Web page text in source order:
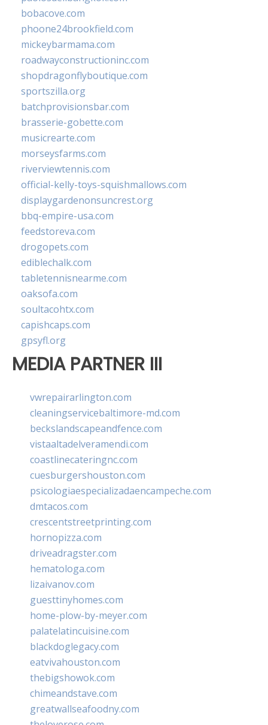
bobacove.com
phoone24brookfield.com
mickeybarmama.com
roadwayconstructioninc.com
shopdragonflyboutique.com
sportszilla.org
batchprovisionsbar.com
brasserie-gobette.com
musicrearte.com
morseysfarms.com
riverviewtennis.com
official-kelly-toys-squishmallows.com
displaygardenonsuncrest.org
bbq-empire-usa.com
feedstoreva.com
drogopets.com
ediblechalk.com
tabletennisnearme.com
oaksofa.com
soultacohtx.com
capishcaps.com
gpsyfl.org
MEDIA PARTNER III
vwrepairarlington.com
cleaningservicebaltimore-md.com
beckslandscapeandfence.com
vistaaltadelveramendi.com
coastlinecateringnc.com
cuesburgershouston.com
psicologiaespecializadaencampeche.com
dmtacos.com
crescentstreetprinting.com
hornopizza.com
driveadragster.com
hematologa.com
lizaivanov.com
guesttinyhomes.com
home-plow-by-meyer.com
palatelatincuisine.com
blackdoglegacy.com
eatvivahouston.com
thebigshowok.com
chimeandstave.com
greatwallseafoodny.com